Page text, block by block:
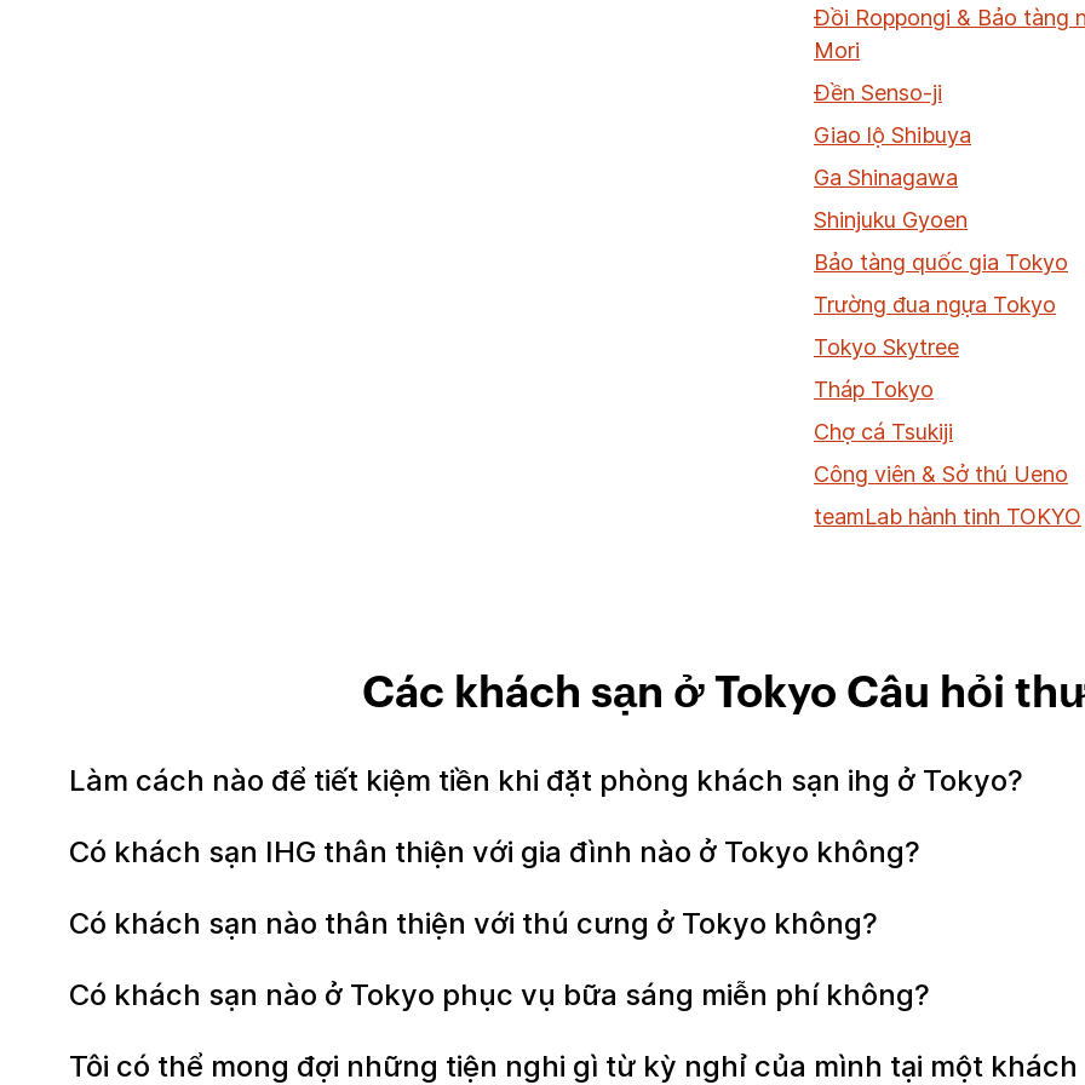
Đồi Roppongi & Bảo tàng
Mori
Đền Senso-ji
Giao lộ Shibuya
Ga Shinagawa
Shinjuku Gyoen
Bảo tàng quốc gia Tokyo
Trường đua ngựa Tokyo
Tokyo Skytree
Tháp Tokyo
Chợ cá Tsukiji
Công viên & Sở thú Ueno
teamLab hành tinh TOKYO
Các khách sạn ở Tokyo Câu hỏi
Làm cách nào để tiết kiệm tiền khi đặt phòng khách sạn ihg ở Tokyo?
Có khách sạn IHG thân thiện với gia đình nào ở Tokyo không?
Có khách sạn nào thân thiện với thú cưng ở Tokyo không?
Có khách sạn nào ở Tokyo phục vụ bữa sáng miễn phí không?
Tôi có thể mong đợi những tiện nghi gì từ kỳ nghỉ của mình tại một khách